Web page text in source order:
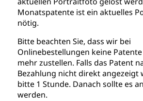
Monatspatente ist ein aktuelles
nötig.
Bitte beachten Sie, dass wir bei
Onlinebestellungen keine
mehr zustellen. Falls das Patent
Bezahlung nicht direkt angezeigt
bitte 1 Stunde. Danach sollte es
werden.
Schlichtungsbehörde
Kosten im
Bankrott, Schulden,
Betreibungsämter
Konkursämter
Demokratie
Regierungsform, Stimm- und
Stimmrecht, Abstimmungen,
Parteien, Grundfreiheiten, Pluralismus
Volksrechte
Kantonale Steuern
Finanzausgleich, Einkommenssteuer,